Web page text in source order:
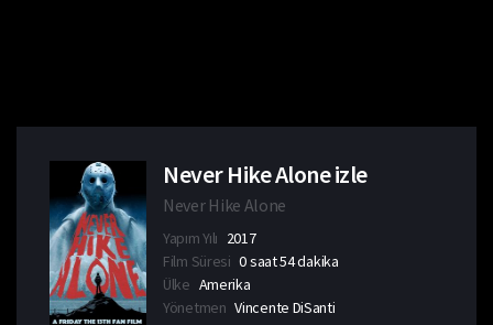
Never Hike Alone izle
Never Hike Alone
Yapım Yılı 2017
Film Süresi 0 saat 54 dakika
Ülke Amerika
Yönetmen Vincente DiSanti